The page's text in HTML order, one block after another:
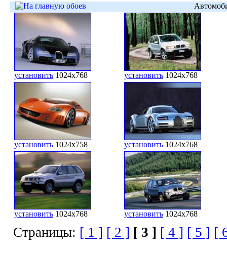
установить 1024x768 установить 1024x768
установить 1024x758 установить 1024x768
установить 1024x768 установить 1024x768
Страницы: [ 1 ] [ 2 ] [ 3 ] [ 4 ] [ 5 ] [